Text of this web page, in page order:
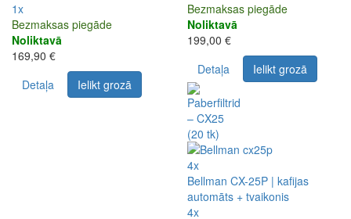
1x
Bezmaksas piegāde
Noliktavā
169,90 €
Detaļa
Ielikt grozā
Bezmaksas piegāde
Noliktavā
199,00 €
Detaļa
Ielikt grozā
4x
Bellman CX-25P | kafijas
automāts + tvaikonis
4x